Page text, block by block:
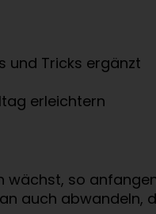
und Tricks ergänzt
erleichtern
so
auch abwandeln,